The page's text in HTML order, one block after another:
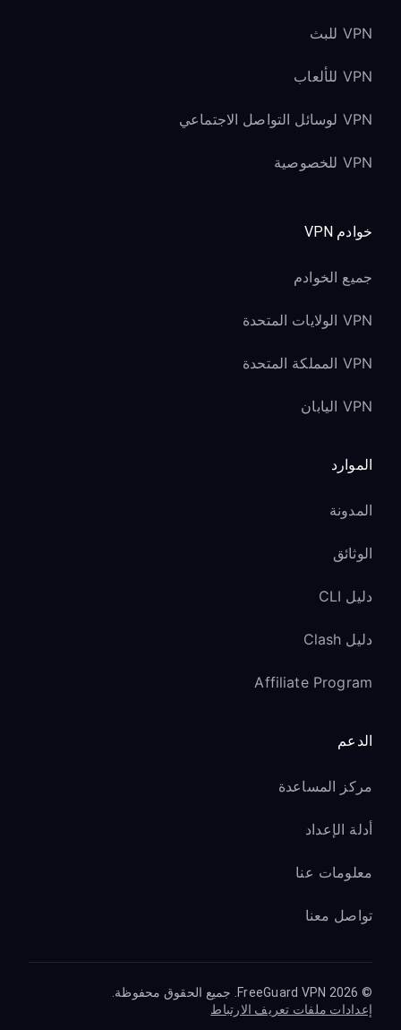
VPN للبث
VPN للألعاب
VPN لوسائل التواصل الاجتماعي
VPN للخصوصية
خوادم VPN
جميع الخوادم
VPN الولايات المتحدة
VPN المملكة المتحدة
VPN اليابان
الموارد
المدونة
الوثائق
دليل CLI
دليل Clash
Affiliate Program
الدعم
مركز المساعدة
أدلة الإعداد
معلومات عنا
تواصل معنا
© 2026 FreeGuard VPN. جميع الحقوق محفوظة.
إعدادات ملفات تعريف الارتباط